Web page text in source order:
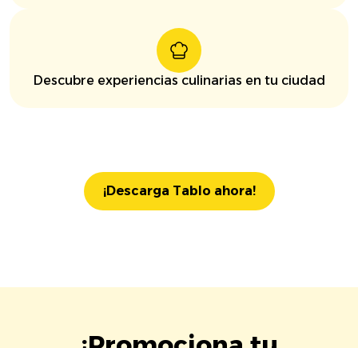
Descubre experiencias culinarias en tu ciudad
¡Descarga Tablo ahora!